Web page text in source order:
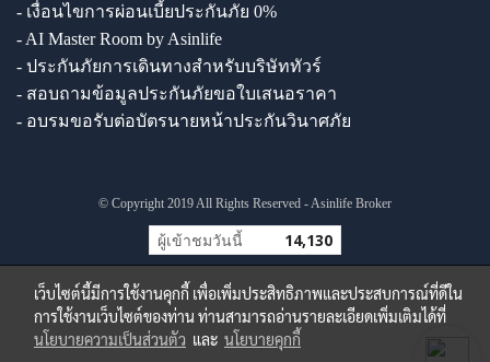
- เงื่อนไขการผ่อนเบี้ยประกันภัย 0%
- AI Master Room by Asinlife
- ประกันภัยการเดินทางสำหรับบริษัททัวร์
- สอบถามข้อมูลประกันภัยขอใบเสนอราคา
- อบรมขอรับต่อบัตรนายหน้าประกันวินาศภัย
© Copyright 2019 All Rights Reserved - Asinlife Broker
ผู้เข้าชมวันนี้ 14,130
เว็บไซต์นี้มีการใช้งานคุกกี้ เพื่อเพิ่มประสิทธิภาพและประสบการณ์ที่ดีใน
การใช้งานเว็บไซต์ของท่าน ท่านสามารถอ่านรายละเอียดเพิ่มเติมได้ที่
นโยบายความเป็นส่วนตัว และ นโยบายคุกกี้